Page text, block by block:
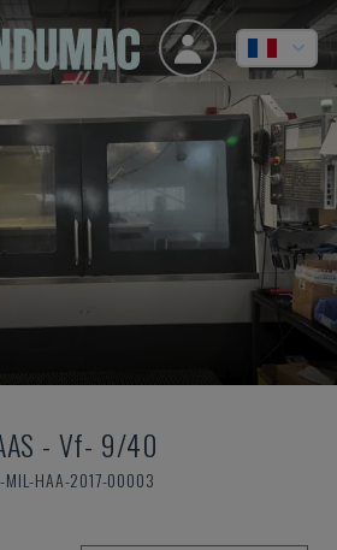
- Vf- 9/40
MIL-HAA-2017-00003